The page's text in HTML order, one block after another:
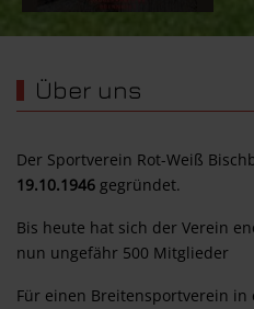
Über uns
Der Sportverein Rot-Weiß
19.10.1946 gegründet.
Bis heute hat sich der Verein
nun ungefähr 500 Mitglieder
Für einen Breitensportverein in